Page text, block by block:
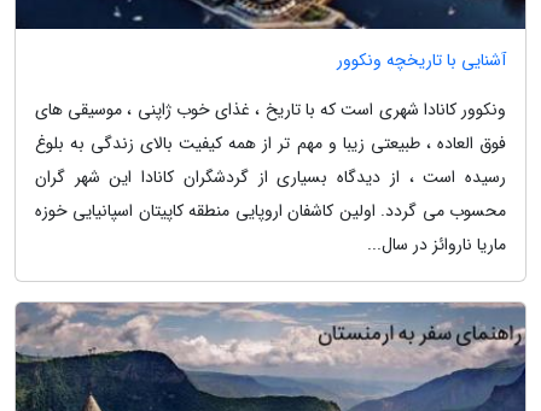
آشنایی با تاریخچه ونکوور
ونکوور کانادا شهری است که با تاریخ ، غذای خوب ژاپنی ، موسیقی های
فوق العاده ، طبیعتی زیبا و مهم تر از همه کیفیت بالای زندگی به بلوغ
رسیده است ، از دیدگاه بسیاری از گردشگران کانادا این شهر گران
محسوب می گردد. اولین کاشفان اروپایی منطقه کاپیتان اسپانیایی خوزه
ماریا ناروائز در سال...